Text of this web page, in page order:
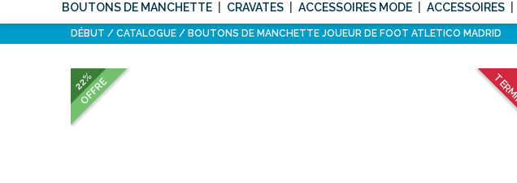
BOUTONS DE MANCHETTE CRAVATES ACCESSOIRES MODE ACCESSOIRES
DÉBUT CATALOGUE BOUTONS DE MANCHETTE JOUEUR DE FOOT ATLETICO MADRID
22%
OFFRE